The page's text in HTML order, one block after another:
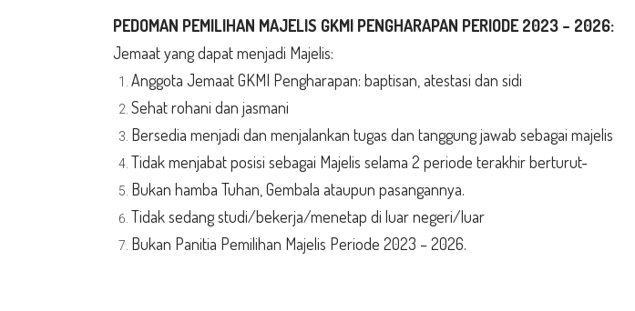
PEDOMAN PEMILIHAN MAJELIS GKMI PENGHARAPAN PERIODE 2023 – 2026:
Jemaat yang dapat menjadi Majelis:
Anggota Jemaat GKMI Pengharapan: baptisan, atestasi dan sidi
Sehat rohani dan jasmani
Bersedia menjadi dan menjalankan tugas dan tanggung jawab sebagai majelis
Tidak menjabat posisi sebagai Majelis selama 2 periode terakhir berturut-
Bukan hamba Tuhan, Gembala ataupun pasangannya.
Tidak sedang studi/bekerja/menetap di luar negeri/luar
Bukan Panitia Pemilihan Majelis Periode 2023 – 2026.